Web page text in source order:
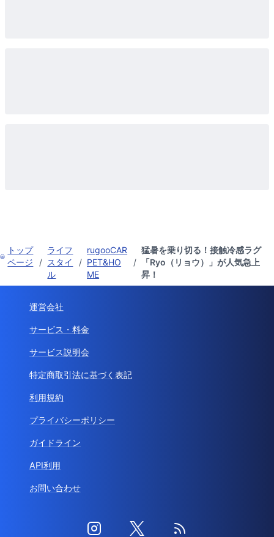
トップ
ページ
/
ライフ
スタイ
ル
/
rugooCAR
PET&HO
ME
/
猛暑を乗り切る！接触冷感ラグ
「Ryo（リョウ）」が人気急上
昇！
運営会社
サービス・料金
サービス説明会
特定商取引法に基づく表記
利用規約
プライバシーポリシー
ガイドライン
API利用
お問い合わせ